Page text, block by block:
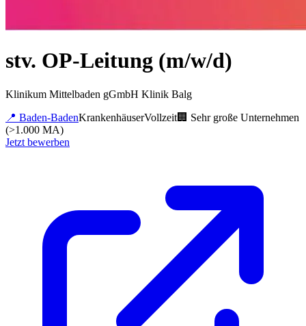
stv. OP-Leitung (m/w/d)
Klinikum Mittelbaden gGmbH Klinik Balg
📍 Baden-BadenKrankenhäuserVollzeit🏢 Sehr große Unternehmen
(>1.000 MA)
Jetzt bewerben